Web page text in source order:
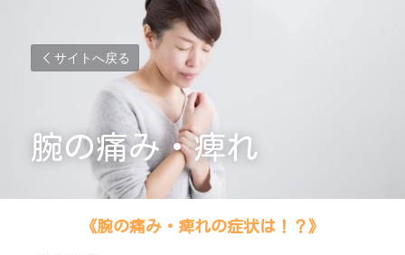
サイトへ戻る
腕の痛み・痺れ
《腕の痛み・痺れの症状は！？》